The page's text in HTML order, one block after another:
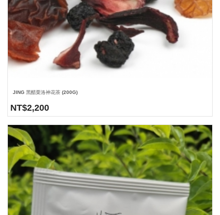
JING 黑醋栗洛神花茶 (200G)
NT$2,200